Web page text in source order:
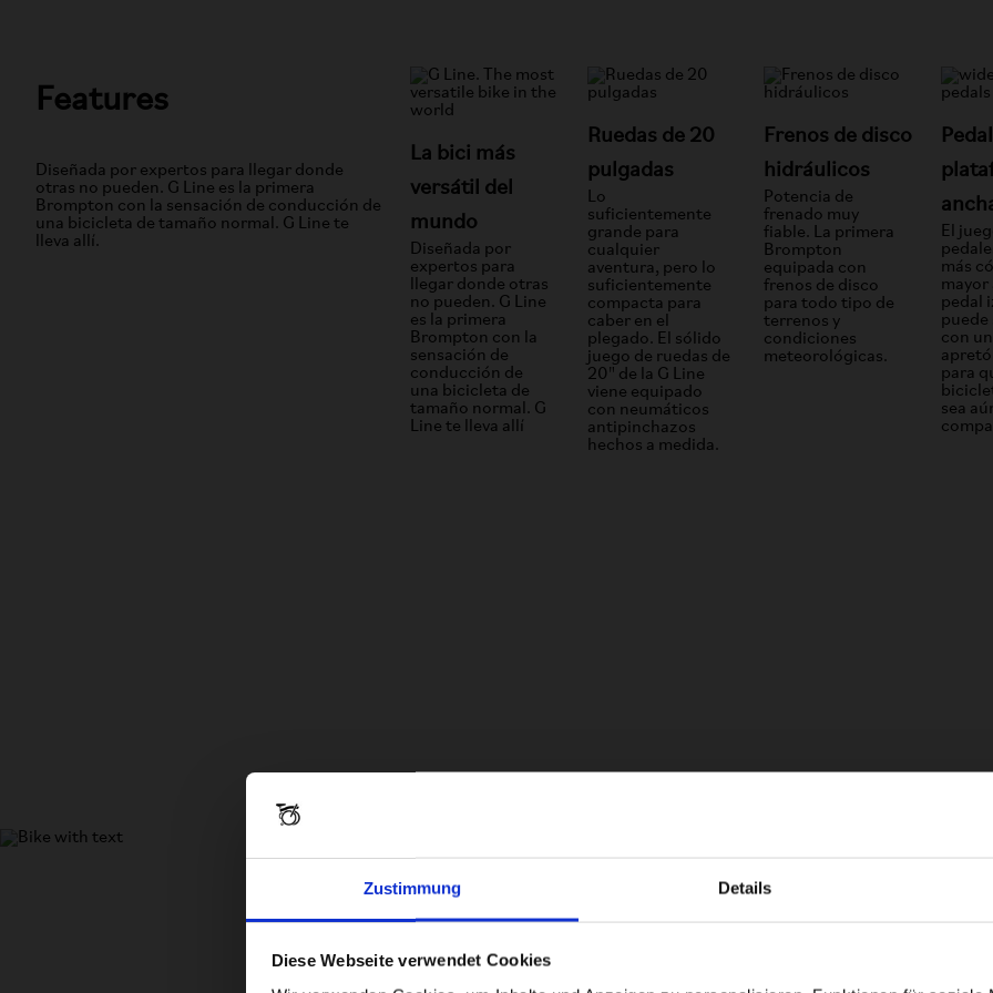
Zustimmung Details
Diese Webseite verwendet Cookies
Features
Diseñada por expertos para llegar donde
otras no pueden. G Line es la primera
Brompton con la sensación de conducción de
una bicicleta de tamaño normal. G Line te
lleva allí.
La bici más
versátil del
mundo
Diseñada por
expertos para
llegar donde otras
no pueden. G Line
es la primera
Brompton con la
sensación de
conducción de
una bicicleta de
tamaño normal. G
Line te lleva allí
Ruedas de 20
pulgadas
Lo
suficientemente
grande para
cualquier
aventura, pero lo
suficientemente
compacta para
caber en el
plegado. El sólido
juego de ruedas de
20" de la G Line
viene equipado
con neumáticos
antipinchazos
hechos a medida.
Frenos de disco
hidráulicos
Potencia de
frenado muy
fiable. La primera
Brompton
equipada con
frenos de disco
para todo tipo de
terrenos y
condiciones
meteorológicas.
El
más
mayor
pedal
puede
con
para
sea